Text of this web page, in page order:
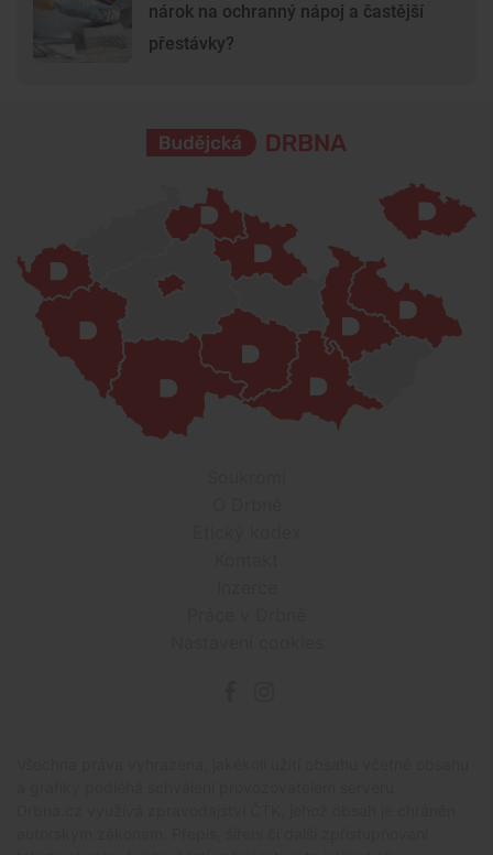
nárok na ochranný nápoj a častější
přestávky?